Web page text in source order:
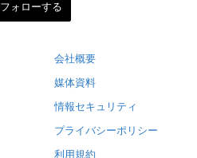
フォローする
会社概要
媒体資料
情報セキュリティ
プライバシーポリシー
利用規約